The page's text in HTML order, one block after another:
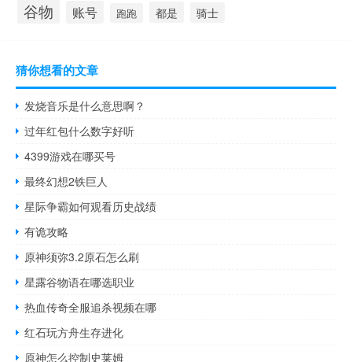
谷物 账号 跑跑 都是 骑士
猜你想看的文章
发烧音乐是什么意思啊？
过年红包什么数字好听
4399游戏在哪买号
最终幻想2铁巨人
星际争霸如何观看历史战绩
有诡攻略
原神须弥3.2原石怎么刷
星露谷物语在哪选职业
热血传奇全服追杀视频在哪
红石玩方舟生存进化
原神怎么控制史莱姆